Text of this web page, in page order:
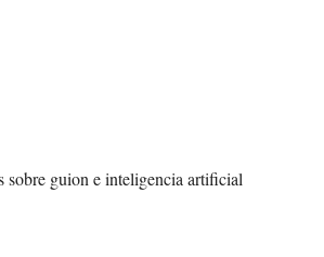
sobre guion e inteligencia artificial